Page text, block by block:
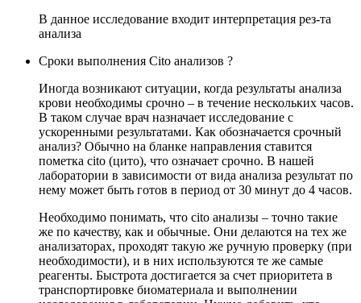
В данное исследование входит интерпретация рез-та
анализа
Сроки выполнения Cito анализов ?
Иногда возникают ситуации, когда результаты анализа
крови необходимы срочно – в течение нескольких часов.
В таком случае врач назначает исследование с
ускоренными результатами. Как обозначается срочный
анализ? Обычно на бланке направления ставится
пометка cito (цито), что означает срочно. В нашей
лаборатории в зависимости от вида анализа результат по
нему может быть готов в период от 30 минут до 4 часов.
Необходимо понимать, что cito анализы – точно такие
же по качеству, как и обычные. Они делаются на тех же
анализаторах, проходят такую же ручную проверку (при
необходимости), и в них используются те же самые
реагенты. Быстрота достигается за счет приоритета в
транспортировке биоматериала и выполнении